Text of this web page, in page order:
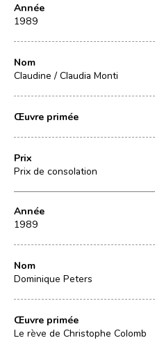
Année
1989
Nom
Claudine / Claudia Monti
Œuvre primée
Prix
Prix de consolation
Année
1989
Nom
Dominique Peters
Œuvre primée
Le rève de Christophe Colomb